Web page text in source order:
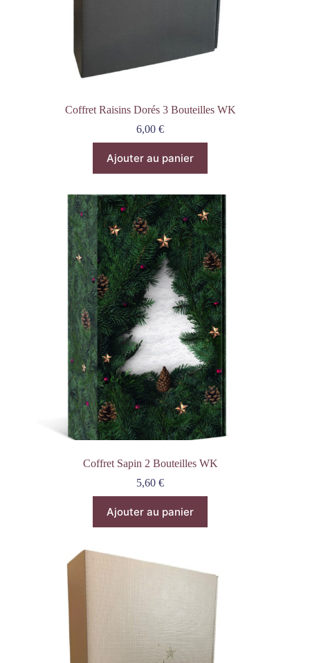
Coffret Raisins Dorés 3 Bouteilles WK
6,00€
Ajouter au panier
Coffret Sapin 2 Bouteilles WK
5,60€
Ajouter au panier